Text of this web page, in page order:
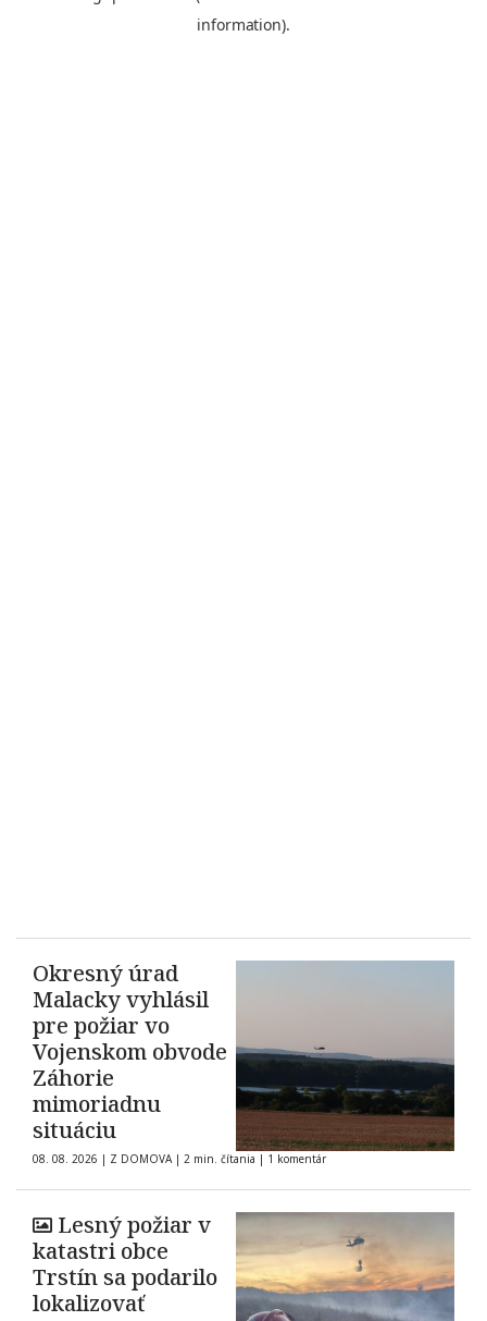
Okresný úrad
Malacky vyhlásil
pre požiar vo
Vojenskom obvode
Záhorie
mimoriadnu
situáciu
08. 08. 2026 | Z DOMOVA | 2 min. čítania | 1 komentár
Lesný požiar v
katastri obce
Trstín sa podarilo
lokalizovať